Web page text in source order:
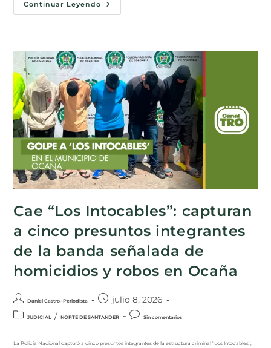
Continuar Leyendo
Cae “Los Intocables”: capturan
a cinco presuntos integrantes
de la banda señalada de
homicidios y robos en Ocaña
Daniel Castro- Periodista julio 8, 2026
JUDICIAL / NORTE DE SANTANDER Sin comentarios
La Policía Nacional capturó a cinco presuntos integrantes de la estructura criminal "Los Intocables",